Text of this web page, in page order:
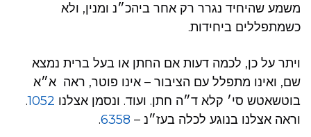
משמע שהיחיד נגרר רק אחר ביהכ״נ ומנין, ולא
כשמתפללים ביחידות.
ויתר על כן, לכמה דעות אם החתן או בעל ברית נמצא
שם, ואינו מתפלל עם הציבור – אינו פוטר, ראה א״א
בוטשאטש סי׳ קלא ד״ה חתן. ועוד. ונסמן אצלנו 1052
.
וראה אצלנו בנוגע לכלה בעז״נ – 6358
.